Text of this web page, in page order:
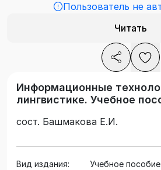
Пользователь не
Читать
Информационные
лингвистике. Учебное
сост. Башмакова Е.И.
Вид издания:
Учебное пособие